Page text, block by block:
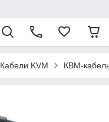
Кабели KVM КВМ-